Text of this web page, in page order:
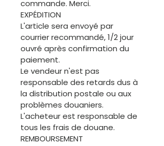
commande. Merci.
EXPÉDITION
L'article sera envoyé par
courrier recommandé, 1/2 jour
ouvré après confirmation du
paiement.
Le vendeur n'est pas
responsable des retards dus à
la distribution postale ou aux
problèmes douaniers.
L'acheteur est responsable de
tous les frais de douane.
REMBOURSEMENT